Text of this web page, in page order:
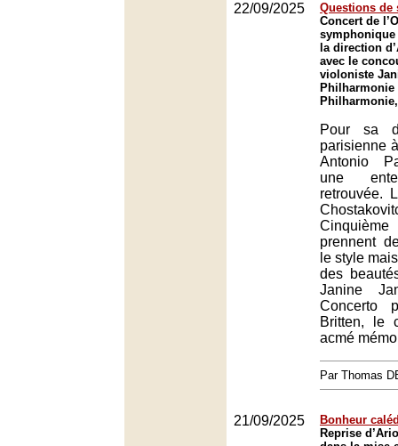
22/09/2025
Questions de
Concert de
la direction
avec le
violoniste
Philharmonie
Pour sa
parisienne
Antonio
une
retrouvée.
prennent
le style
des
Janine
Concerto
Britten, le
acmé
Par Thomas
21/09/2025
Bonheur
Reprise